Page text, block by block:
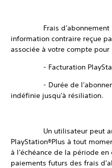
Frais d'abonnement
information contraire reçue
associée à votre compte pour
- Facturation
- Durée de
indéfinie jusqu'à résiliation.
Un utilisateur peut
PlayStation®Plus à tout
à l'échéance de la période en
paiements futurs des frais